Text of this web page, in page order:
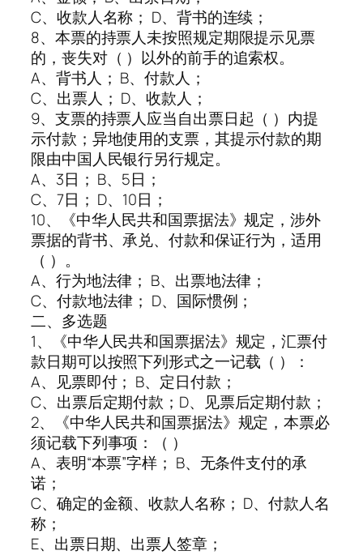
C、收款人名称； D、背书的连续；
8、本票的持票人未按照规定期限提示见票
的，丧失对（ ）以外的前手的追索权。
A、背书人； B、付款人；
C、出票人； D、收款人；
9、支票的持票人应当自出票日起（ ）内提
示付款；异地使用的支票，其提示付款的期
限由中国人民银行另行规定。
A、3日； B、5日；
C、7日； D、10日；
10、《中华人民共和国票据法》规定，涉外
票据的背书、承兑、付款和保证行为，适用
（ ）。
A、行为地法律； B、出票地法律；
C、付款地法律； D、国际惯例；
二、多选题
1、《中华人民共和国票据法》规定，汇票付
款日期可以按照下列形式之一记载（ ）：
A、见票即付； B、定日付款；
C、出票后定期付款；D、见票后定期付款；
2、《中华人民共和国票据法》规定，本票必
须记载下列事项：（ ）
A、表明“本票”字样； B、无条件支付的承
诺；
C、确定的金额、收款人名称； D、付款人名
称；
E、出票日期、出票人签章；